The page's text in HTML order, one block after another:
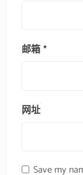
邮箱*
网址
Save my